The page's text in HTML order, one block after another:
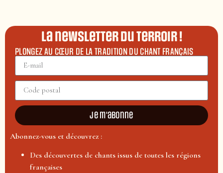
La newsletter du terroir !
PLONGEZ AU CŒUR DE LA TRADITION DU CHANT FRANÇAIS
Je m'abonne
Abonnez-vous et découvrez :
Des découvertes de chants issus de toutes les régions
françaises